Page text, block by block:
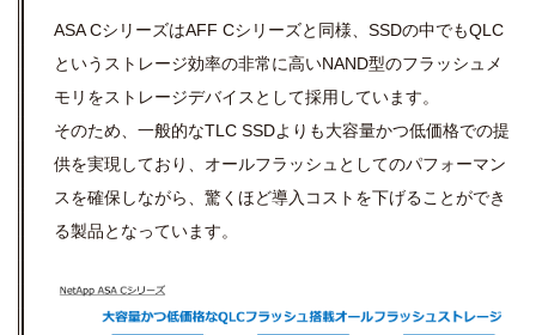
ASA CシリーズはAFF Cシリーズと同様、SSDの中でもQLC
というストレージ効率の非常に高いNAND型のフラッシュメ
モリをストレージデバイスとして採用しています。
そのため、一般的なTLC SSDよりも大容量かつ低価格での提
供を実現しており、オールフラッシュとしてのパフォーマン
スを確保しながら、驚くほど導入コストを下げることができ
る製品となっています。